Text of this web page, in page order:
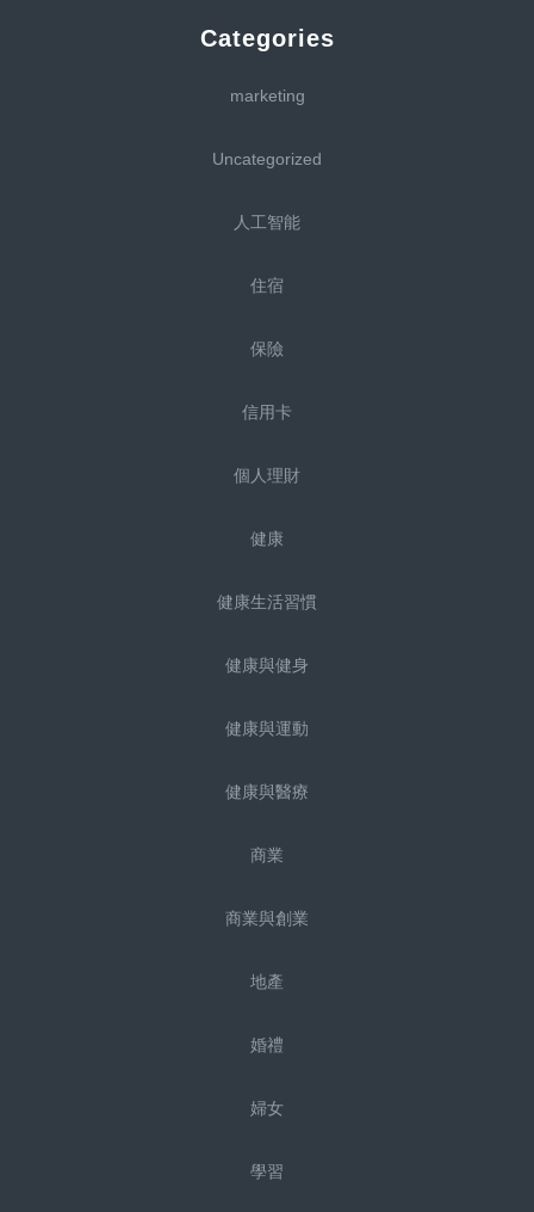
Categories
marketing
Uncategorized
人工智能
住宿
保險
信用卡
個人理財
健康
健康生活習慣
健康與健身
健康與運動
健康與醫療
商業
商業與創業
地產
婚禮
婦女
學習